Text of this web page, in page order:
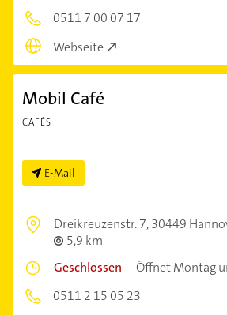
0511 7 00 07 17
Webseite
Mobil Café
CAFÉS
E-Mail
Dreikreuzenstr. 7,30449
5,9 km
Geschlossen –Öffnet Montag
0511 2 15 05 23